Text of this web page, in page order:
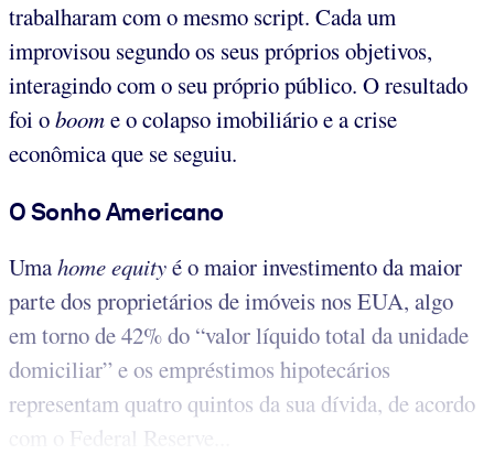
trabalharam com o mesmo script. Cada um
improvisou segundo os seus próprios objetivos,
interagindo com o seu próprio público. O resultado
foi oboome o colapso imobiliário e a crise
econômica que se seguiu.
O Sonho Americano
Umahome equityé o maior investimento da maior
parte dos proprietários de imóveis nos EUA, algo
em torno de 42% do “valor líquido total da unidade
domiciliar” e os empréstimos hipotecários
representam quatro quintos da sua dívida, de acordo
com o Federal Reserve...